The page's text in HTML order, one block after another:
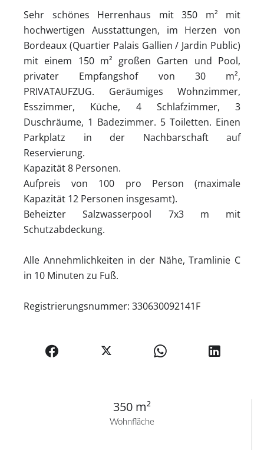
Wohnfläche
350 m²
Sehr schönes Herrenhaus mit 350 m² mit
hochwertigen Ausstattungen, im Herzen von
Bordeaux (Quartier Palais Gallien / Jardin Public)
mit einem 150 m² großen Garten und Pool,
privater Empfangshof von 30 m²,
PRIVATAUFZUG. Geräumiges Wohnzimmer,
Esszimmer, Küche, 4 Schlafzimmer, 3
Duschräume, 1 Badezimmer. 5 Toiletten. Einen
Parkplatz in der Nachbarschaft auf
Reservierung.
Kapazität 8 Personen.
Aufpreis von 100 pro Person (maximale
Kapazität 12 Personen insgesamt).
Beheizter Salzwasserpool 7x3 m mit
Schutzabdeckung.
Alle Annehmlichkeiten in der Nähe, Tramlinie C
in 10 Minuten zu Fuß.
Registrierungsnummer: 330630092141F